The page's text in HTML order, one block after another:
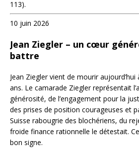
113).
10 juin 2026
Jean Ziegler – un cœur
battre
Jean Ziegler vient de mourir aujourd’hui
ans. Le camarade Ziegler représentait
générosité, de l’engagement pour la
des prises de position courageuses et
Suisse rabougrie des blochériens, du
froide finance rationnelle le détestait.
bon signe.